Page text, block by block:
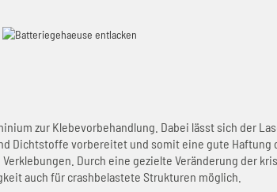
zur Klebevorbehandlung. Dabei lässt sich der
Dichtstoffe vorbereitet und somit eine gute Haftung
Durch eine gezielte Veränderung der
auch für crashbelastete Strukturen möglich.